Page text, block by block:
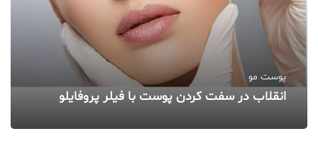
پوست مو
انقلاب در سفت‌ کردن پوست با فیلر پروفایلو